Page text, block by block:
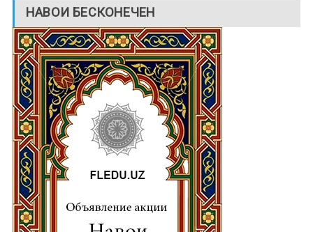
НАВОИ БЕСКОНЕЧЕН